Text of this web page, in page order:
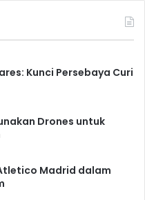
Kunci Persebaya Curi
Drones untuk
Madrid dalam